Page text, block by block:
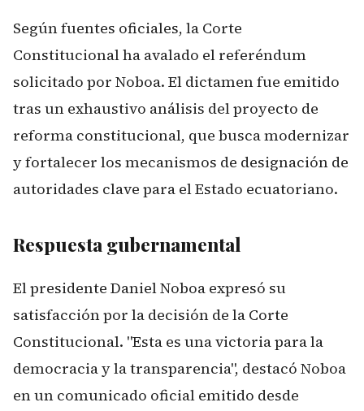
Según fuentes oficiales, la Corte
Constitucional ha avalado el referéndum
solicitado por Noboa. El dictamen fue emitido
tras un exhaustivo análisis del proyecto de
reforma constitucional, que busca modernizar
y fortalecer los mecanismos de designación de
autoridades clave para el Estado ecuatoriano.
Respuesta gubernamental
El presidente Daniel Noboa expresó su
satisfacción por la decisión de la Corte
Constitucional. "Esta es una victoria para la
democracia y la transparencia", destacó Noboa
en un comunicado oficial emitido desde